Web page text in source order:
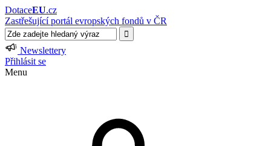
DotaceEU.cz
Zastřešující portál evropských fondů v ČR
Newslettery
Přihlásit se
Menu